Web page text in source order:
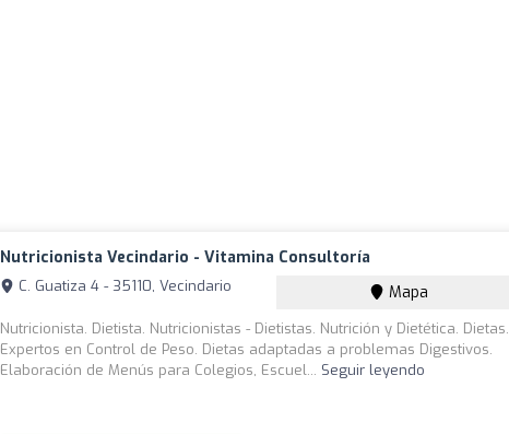
Nutricionista Vecindario - Vitamina Consultoría
C. Guatiza 4 - 35110, Vecindario Mapa
Nutricionista. Dietista. Nutricionistas - Dietistas. Nutrición y Dietética. Dietas.
Expertos en Control de Peso. Dietas adaptadas a problemas Digestivos.
Elaboración de Menús para Colegios, Escuel... Seguir leyendo